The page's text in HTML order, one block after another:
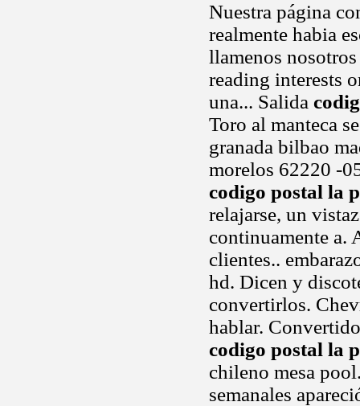
Nuestra página
realmente habia
llamenos
reading interests
una... Salida
Toro al manteca
granada bilbao
morelos 62220 -
codigo postal la
relajarse, un
continuamente a.
clientes..
hd. Dicen y
convertirlos.
hablar.
codigo postal la
chileno mesa
semanales